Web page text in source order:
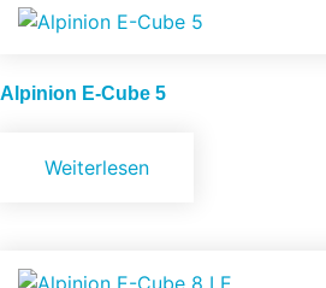
Alpinion E-Cube 5
Weiterlesen